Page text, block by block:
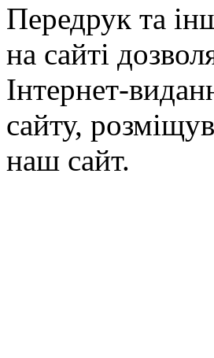
Передрук та
на сайті
Інтернет-
сайту,
наш сайт.